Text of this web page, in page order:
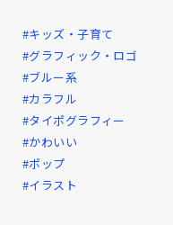
#キッズ・子育て
#グラフィック・ロゴ
#ブルー系
#カラフル
#タイポグラフィー
#かわいい
#ポップ
#イラスト